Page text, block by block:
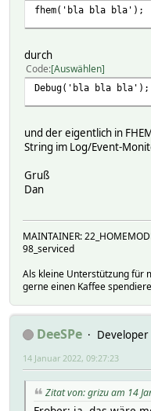
fhem('bla bla bla');
durch
Code Auswählen
Debug('bla bla bla');
und der eigentlich in
String im Log/Event-
Gruß
Dan
MAINTAINER:
98_serviced
Als kleine Unterstützung für
gerne einen Kaffee
DeeSPe
Developer
14 Januar 2022, 09:27:23
Zitat von: grizu am 14